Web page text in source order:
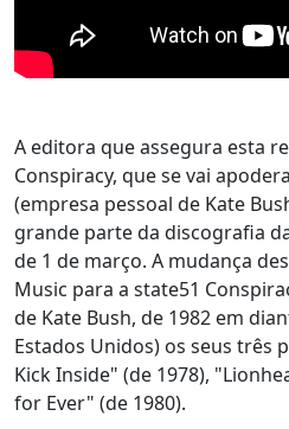
A editora que assegura esta
Conspiracy, que se vai
(empresa pessoal de Kate
grande parte da discografia
de 1 de março. A mudança
Music para a state51
de Kate Bush, de 1982 em
Estados Unidos) os seus três
Kick Inside" (de 1978),
for Ever" (de 1980).